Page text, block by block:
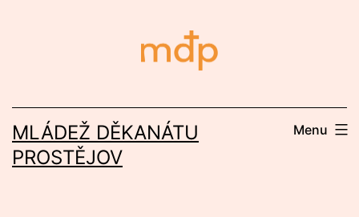
MLÁDEŽ DĚKANÁTU
PROSTĚJOV
Menu